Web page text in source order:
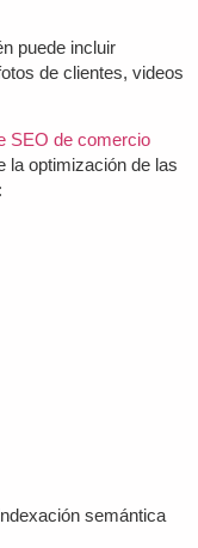
puede incluir
de clientes, videos
SEO de comercio
la optimización de las
semántica